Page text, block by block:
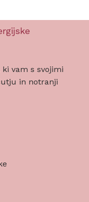
vam s svojimi
in notranji